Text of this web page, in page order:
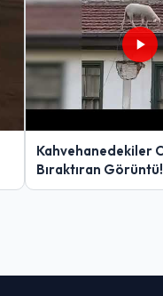
Kahvehanedekiler
Bıraktıran Görüntü!